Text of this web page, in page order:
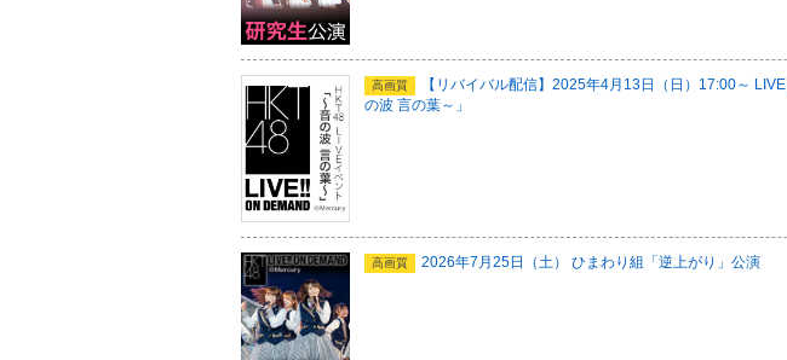
高画質
【リバイバル配信】2025年4月13日（日）17:00～
の波 言の葉～」
高画質 2026年7月25日（土） ひまわり組「逆上がり」公演